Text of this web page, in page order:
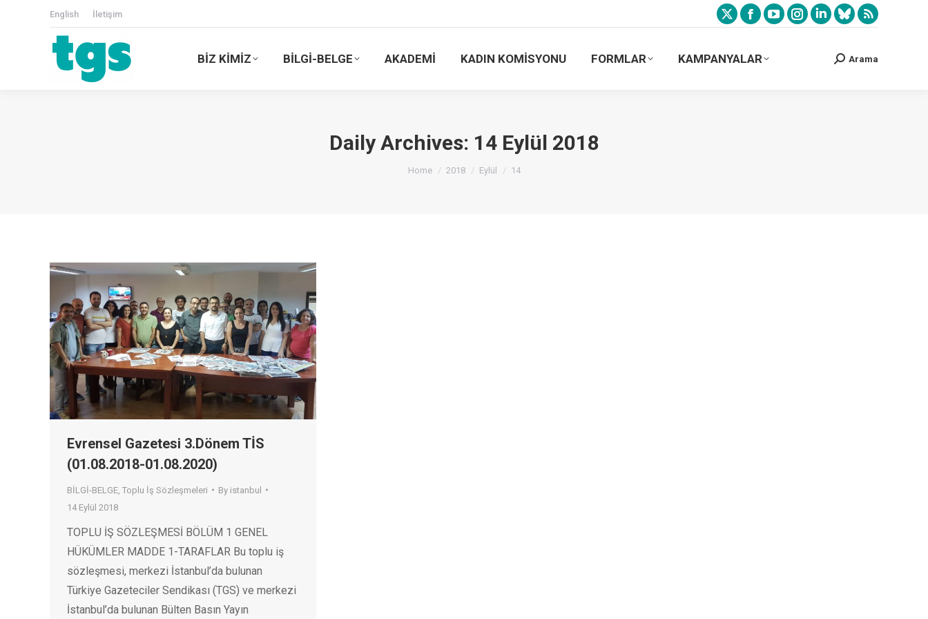
English İletişim
BİZ KİMİZ BİLGİ-BELGE AKADEMİ KADIN KOMİSYONU FORMLAR KAMPANYALAR Arama
Daily Archives: 14 Eylül 2018
You are here:
Home 2018 Eylül 14
Evrensel Gazetesi 3.Dönem TİS
(01.08.2018-01.08.2020)
BİLGİ-BELGE Toplu İş Sözleşmeleri By istanbul
14 Eylül 2018
TOPLU İŞ SÖZLEŞMESİ BÖLÜM 1 GENEL
HÜKÜMLER MADDE 1-TARAFLAR Bu toplu iş
sözleşmesi, merkezi İstanbul’da bulunan
Türkiye Gazeteciler Sendikası (TGS) ve merkezi
İstanbul’da bulunan Bülten Basın Yayın